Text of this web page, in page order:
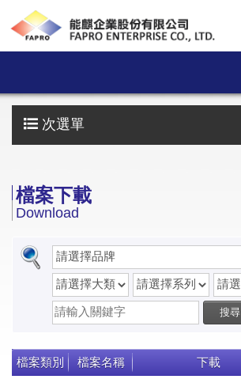
次選單
檔案下載
Download
搜尋
檔案類別 檔案名稱 下載